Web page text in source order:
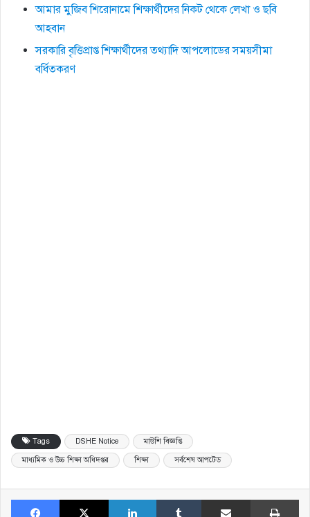
আমার মুজিব শিরােনামে শিক্ষার্থীদের নিকট থেকে লেখা ও ছবি
আহবান
সরকারি বৃত্তিপ্রাপ্ত শিক্ষার্থীদের তথ্যাদি আপলোডের সময়সীমা
বর্ধিতকরণ
Tags DSHE Notice মাউশি বিজ্ঞপ্তি
মাধ্যমিক ও উচ্চ শিক্ষা অধিদপ্তর শিক্ষা সর্বশেষ আপটেড
Facebook X LinkedIn Tumblr Share via Email